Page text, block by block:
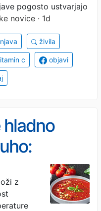
pogosto ustvarjajo
novice · 1d
živila
c objavi
jed brez
z